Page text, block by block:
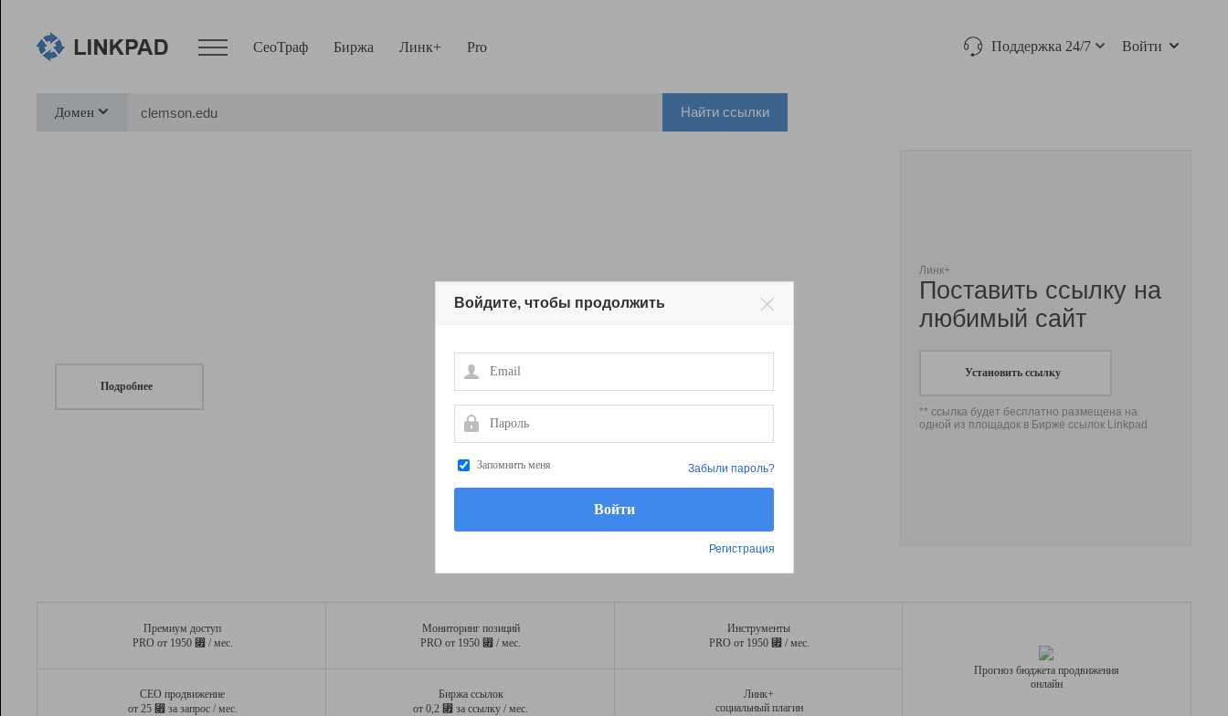
СеоТраф Биржа Линк+ Pro Поддержка 24/7 Войти
Домен Найти ссылки
Подробнее
Линк+
Поставить ссылку на
любимый сайт
Установить ссылку
** ссылка будет бесплатно размещена на
одной из площадок в Бирже ссылок Linkpad
Премиум доступ
PRO от 1950 ⃏ / мес.
Мониторинг позиций
PRO от 1950 ⃏ / мес.
Инструменты
PRO от 1950 ⃏ / мес.
СЕО продвижение
от 25 ⃏ за запрос / мес.
Биржа ссылок
от 0,2 ⃏ за ссылку / мес.
Линк+
социальный плагин
Прогноз бюджета продвижения
онлайн
Войдите, чтобы продолжить
Email
Пароль
Запомнить меня
Регистрация
Забыли пароль?